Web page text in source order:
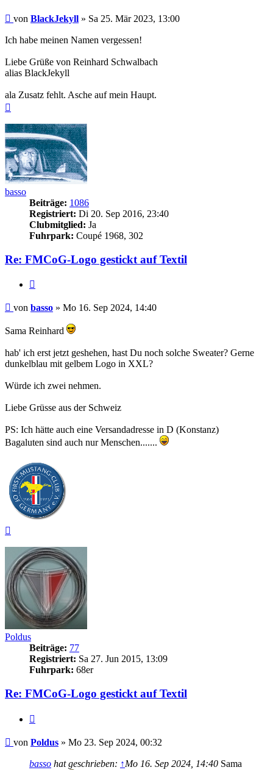
Beitrag
von BlackJekyll » Sa 25. Mär 2023, 13:00
Ich habe meinen Namen vergessen!
Liebe Grüße von Reinhard Schwalbach
alias BlackJekyll
ala Zusatz fehlt. Asche auf mein Haupt.
basso
Beiträge: 1086
Registriert: Di 20. Sep 2016, 23:40
Clubmitglied: Ja
Fuhrpark: Coupé 1968, 302
Re: FMCoG-Logo gestickt auf Textil
Beitrag
von basso » Mo 16. Sep 2024, 14:40
Sama Reinhard
hab' ich erst jetzt geshehen, hast Du noch solche Sweater? Gerne
dunkelblau mit gelbem Logo in XXL?
Würde ich zwei nehmen.
Liebe Grüsse aus der Schweiz
PS: Ich hätte auch eine Versandadresse in D (Konstanz)
Bagaluten sind auch nur Menschen.......
Poldus
Beiträge: 77
Registriert: Sa 27. Jun 2015, 13:09
Fuhrpark: 68er
Re: FMCoG-Logo gestickt auf Textil
Beitrag
von Poldus » Mo 23. Sep 2024, 00:32
basso hat geschrieben: ↑Mo 16. Sep 2024, 14:40 Sama